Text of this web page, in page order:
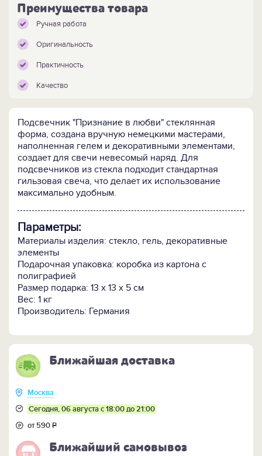
Преимущества товара
Ручная работа
Оригинальность
Практичность
Качество
Подсвечник "Признание в любви" стеклянная
форма, создана вручную немецкими мастерами,
наполненная гелем и декоративными элементами,
создает для свечи невесомый наряд. Для
подсвечников из стекла подходит стандартная
гильзовая свеча, что делает их использование
максимально удобным.
Параметры:
Материалы изделия: стекло, гель, декоративные
элементы
Подарочная упаковка: коробка из картона с
полиграфией
Размер подарка: 13 х 13 х 5 см
Вес: 1 кг
Производитель: Германия
Ближайшая доставка
Москва
Сегодня, 06 августа с 18:00 до 21:00
от 590Р
Ближайший самовывоз